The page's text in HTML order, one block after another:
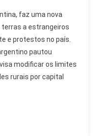
faz uma nova
terras a estrangeiros
e protestos no país.
pautou
modificar os limites
rurais por capital